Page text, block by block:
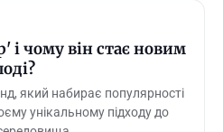
і чому він стає новим
який набирає популярності
унікальному підходу до